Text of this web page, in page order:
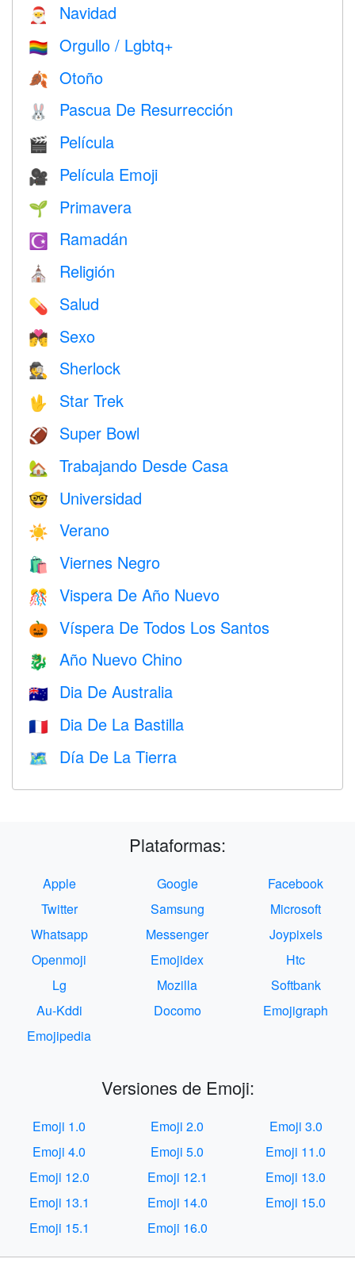
🎅 Navidad
🏳️‍🌈 Orgullo / Lgbtq+
🍂 Otoño
🐰 Pascua De Resurrección
🎬 Película
🎥 Película Emoji
🌱 Primavera
☪️ Ramadán
⛪️ Religión
💊 Salud
💏 Sexo
🕵️ Sherlock
🖖 Star Trek
🏈 Super Bowl
🏡 Trabajando Desde Casa
🤓 Universidad
☀️ Verano
🛍 Viernes Negro
🎊 Vispera De Año Nuevo
🎃 Víspera De Todos Los Santos
🐉 Año Nuevo Chino
🇦🇺 Dia De Australia
🇫🇷 Dia De La Bastilla
🗺️ Día De La Tierra
Plataformas:
Apple Google
Facebook
Twitter
Samsung
Microsoft
Whatsapp
Messenger
Joypixels
Openmoji
Emojidex
Htc
Lg
Mozilla
Softbank
Au-Kddi
Docomo
Emojigraph
Emojipedia
Versiones de Emoji:
Emoji 1.0 Emoji 2.0
Emoji 3.0
Emoji 4.0
Emoji 5.0
Emoji 11.0
Emoji 12.0
Emoji 12.1
Emoji 13.0
Emoji 13.1
Emoji 14.0
Emoji 15.0
Emoji 15.1
Emoji 16.0